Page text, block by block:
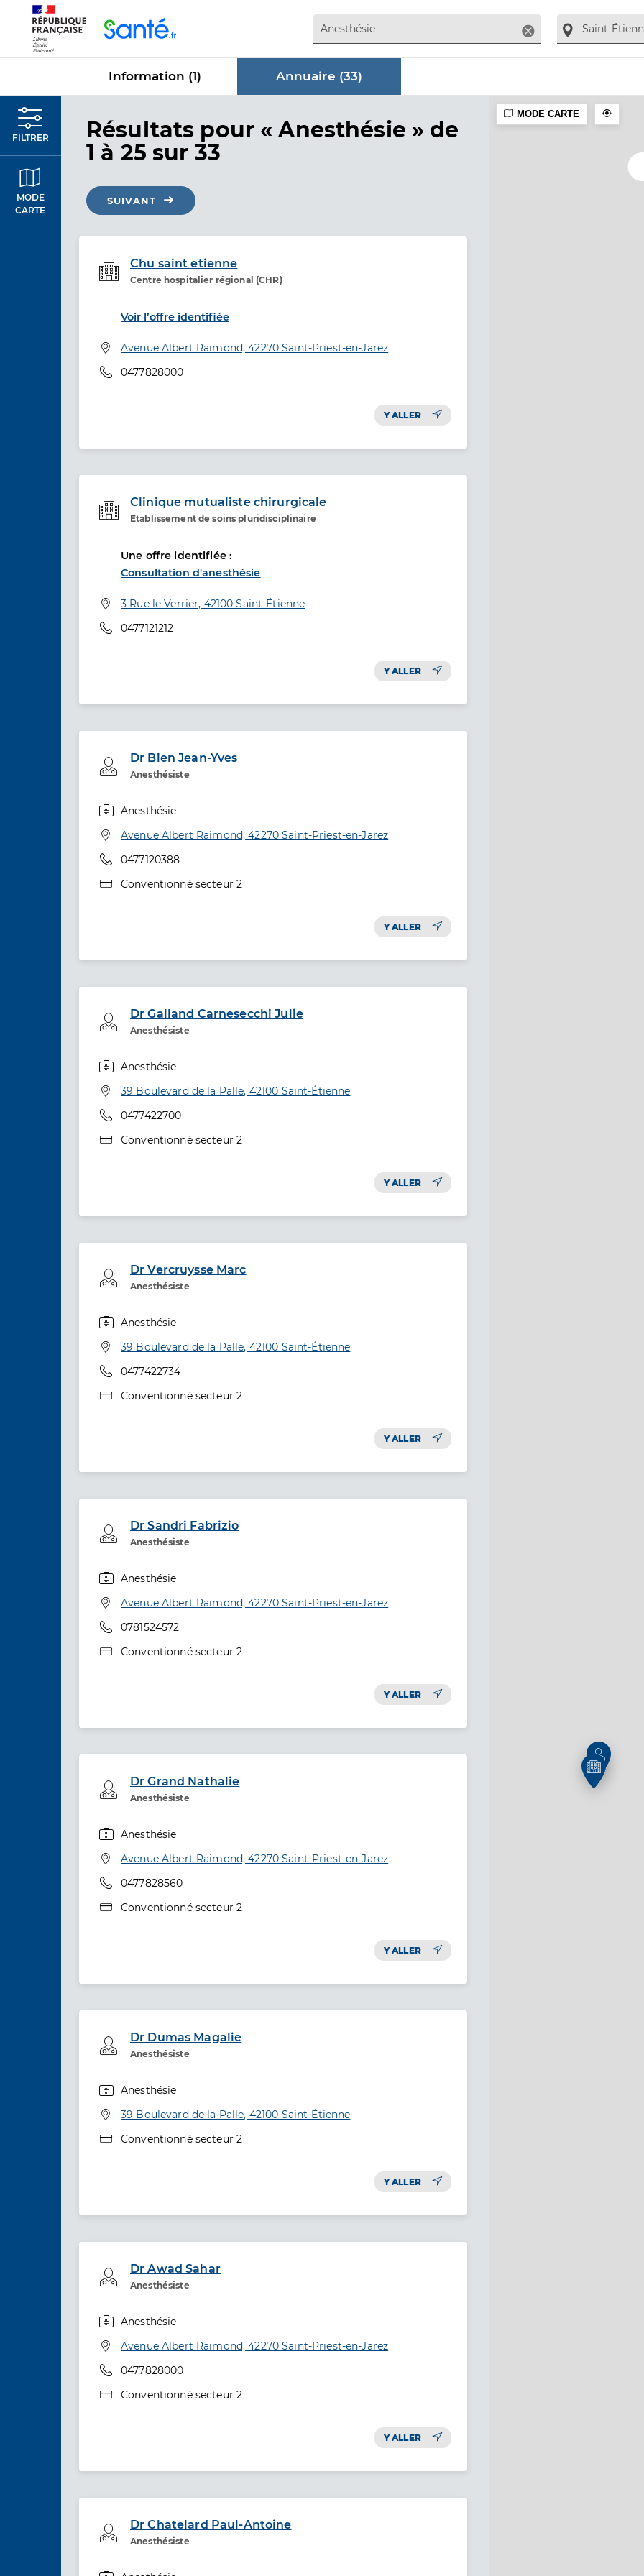
Supprimer
Information (1) Annuaire (33)
FILTRER
MODE
CARTE
Résultats dans Annuaire
pour « Anesthésie » de
1 à 25 sur 33
SUIVANT
Chu saint etienne
Centre hospitalier régional (CHR)
Etablissement de soins
Voir l’offre identifiée
Adresse
Avenue Albert Raimond, 42270 Saint-Priest-en-Jarez
Téléphone
0477828000
Y ALLER
Clinique mutualiste chirurgicale
Etablissement de soins pluridisciplinaire
Etablissement de soins
Une offre identifiée :
Consultation d'anesthésie
Adresse
3 Rue le Verrier, 42100 Saint-Étienne
Téléphone
0477121212
Y ALLER
Dr Bien Jean-Yves
Anesthésiste
Professionel de santé
Anesthésie
Adresse
Avenue Albert Raimond, 42270 Saint-Priest-en-Jarez
Téléphone
0477120388
Type de convention
Conventionné secteur 2
Y ALLER
Dr Galland Carnesecchi Julie
Anesthésiste
Professionel de santé
Anesthésie
Adresse
39 Boulevard de la Palle, 42100 Saint-Étienne
Téléphone
0477422700
Type de convention
Conventionné secteur 2
Y ALLER
Dr Vercruysse Marc
Anesthésiste
Professionel de santé
Anesthésie
Adresse
39 Boulevard de la Palle, 42100 Saint-Étienne
Téléphone
0477422734
Type de convention
Conventionné secteur 2
Y ALLER
Dr Sandri Fabrizio
Anesthésiste
Professionel de santé
Anesthésie
Adresse
Avenue Albert Raimond, 42270 Saint-Priest-en-Jarez
Téléphone
0781524572
Type de convention
Conventionné secteur 2
Y ALLER
Dr Grand Nathalie
Anesthésiste
Professionel de santé
Anesthésie
Adresse
Avenue Albert Raimond, 42270 Saint-Priest-en-Jarez
Téléphone
0477828560
Type de convention
Conventionné secteur 2
Y ALLER
Dr Dumas Magalie
Anesthésiste
Professionel de santé
Anesthésie
Adresse
39 Boulevard de la Palle, 42100 Saint-Étienne
Type de convention
Conventionné secteur 2
Y ALLER
Dr Awad Sahar
Anesthésiste
Professionel de santé
Anesthésie
Adresse
Avenue Albert Raimond, 42270 Saint-Priest-en-Jarez
Téléphone
0477828000
Type de convention
Conventionné secteur 2
Y ALLER
Dr Chatelard Paul-Antoine
Anesthésiste
Professionel de santé
MODE CARTE
Panneau de gestion des cookies